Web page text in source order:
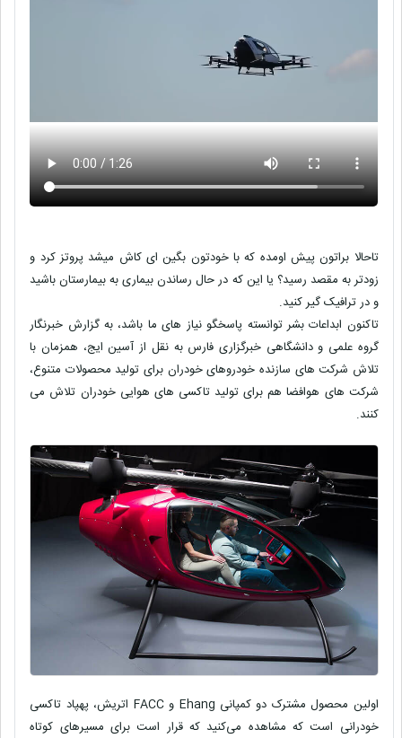
تاحالا براتون پیش اومده که با خودتون بگین ای کاش میشد پروتز کرد و
زودتر به مقصد رسید؟ یا این که در حال رساندن بیماری به بیمارستان باشید
و در ترافیک گیر کنید.
تاکنون ابداعات بشر توانسته پاسخگو نیاز های ما باشد، به گزارش خبرنگار
گروه علمی و دانشگاهی خبرگزاری فارس به نقل از آسین ایج، همزمان با
تلاش شرکت های سازنده خودروهای خودران برای تولید محصولات متنوع،
شرکت های هوافضا هم برای تولید تاکسی های هوایی خودران تلاش می
کنند.
اولین محصول مشترک دو کمپانی Ehang و FACC اتریش، پهپاد تاکسی
خودرانی است که مشاهده می‌کنید که قرار است برای مسیرهای کوتاه